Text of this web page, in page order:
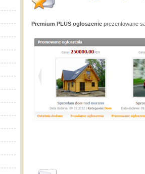
Premium PLUS ogłoszenie prezentowane